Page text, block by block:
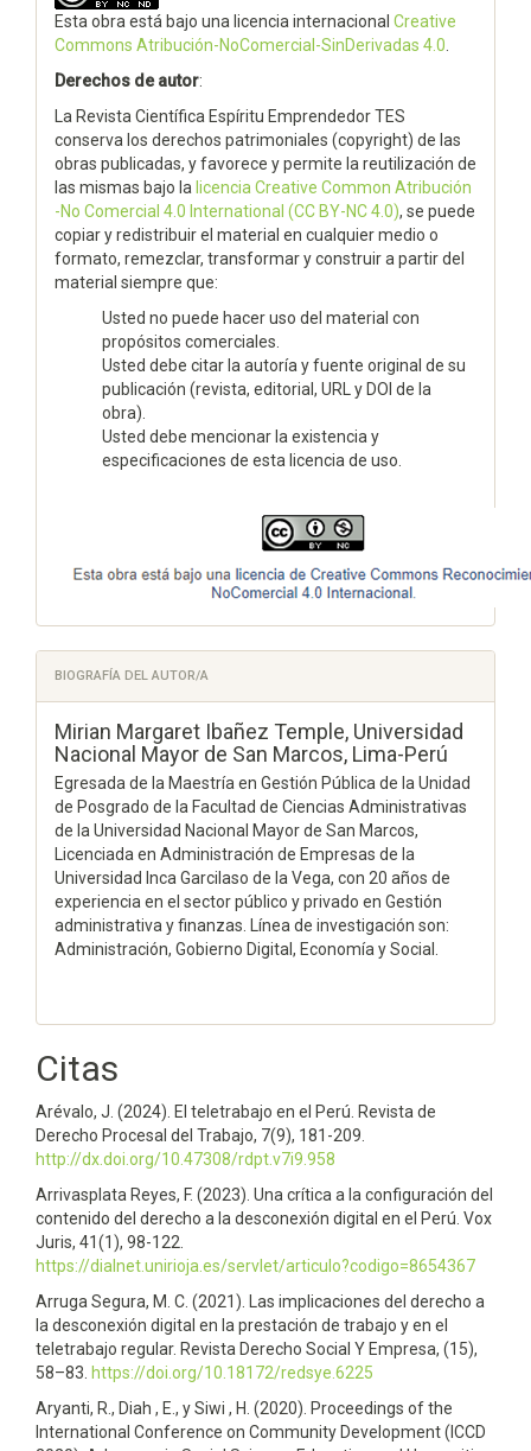
Esta obra está bajo una licencia internacional Creative
Commons Atribución-NoComercial-SinDerivadas 4.0
Derechos de autor:
La Revista Científica Espíritu Emprendedor TES
conserva los derechos patrimoniales (copyright) de las
obras publicadas, y favorece y permite la reutilización de
las mismas bajo la licencia Creative Common Atribución
-No Comercial 4.0 International (CC BY-NC 4.0), se puede
copiar y redistribuir el material en cualquier medio o
formato, remezclar, transformar y construir a partir del
material siempre que:
Usted no puede hacer uso del material con
propósitos comerciales.
Usted debe citar la autoría y fuente original de su
publicación (revista, editorial, URL y DOI de la
obra).
Usted debe mencionar la existencia y
especificaciones de esta licencia de uso.
BIOGRAFÍA DEL AUTOR/A
Mirian Margaret Ibañez Temple, Universidad
Nacional Mayor de San Marcos, Lima-Perú
Egresada de la Maestría en Gestión Pública de la Unidad
de Posgrado de la Facultad de Ciencias Administrativas
de la Universidad Nacional Mayor de San Marcos,
Licenciada en Administración de Empresas de la
Universidad Inca Garcilaso de la Vega, con 20 años de
experiencia en el sector público y privado en Gestión
administrativa y finanzas. Línea de investigación son:
Administración, Gobierno Digital, Economía y Social.
Citas
Arévalo, J. (2024). El teletrabajo en el Perú. Revista de
Derecho Procesal del Trabajo, 7(9), 181-209.
http://dx.doi.org/10.47308/rdpt.v7i9.958
Arrivasplata Reyes, F. (2023). Una crítica a la configuración del
contenido del derecho a la desconexión digital en el Perú. Vox
Juris, 41(1), 98-122.
https://dialnet.unirioja.es/servlet/articulo?codigo=8654367
Arruga Segura, M. C. (2021). Las implicaciones del derecho a
la desconexión digital en la prestación de trabajo y en el
teletrabajo regular. Revista Derecho Social Y Empresa, (15),
58–83. https://doi.org/10.18172/redsye.6225
Aryanti, R., Diah , E., y Siwi , H. (2020). Proceedings of the
International Conference on Community Development (ICCD